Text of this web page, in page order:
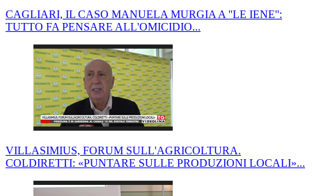
CAGLIARI, IL CASO MANUELA MURGIA A ''LE IENE'':
TUTTO FA PENSARE ALL'OMICIDIO...
VILLASIMIUS, FORUM SULL'AGRICOLTURA.
COLDIRETTI: «PUNTARE SULLE PRODUZIONI LOCALI»...